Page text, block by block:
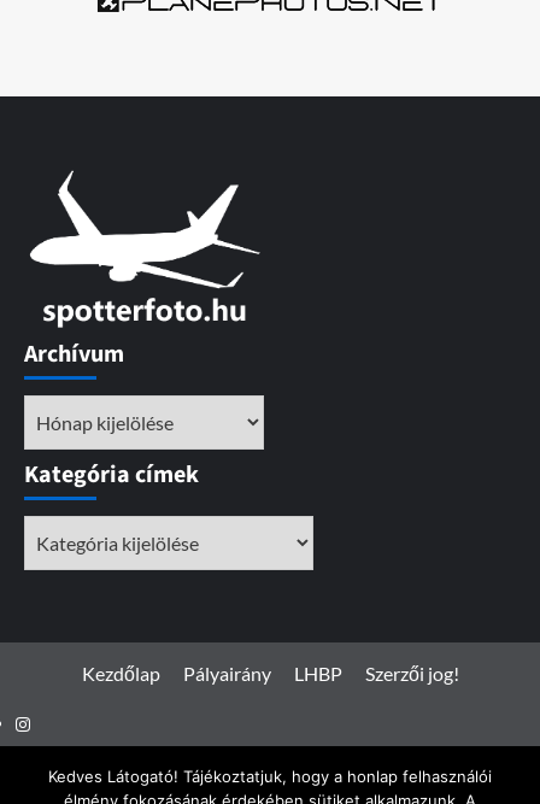
Archívum
Kategória címek
Kezdőlap Pályairány LHBP Szerzői jog!
Instagram
Kedves Látogató! Tájékoztatjuk, hogy a honlap felhasználói